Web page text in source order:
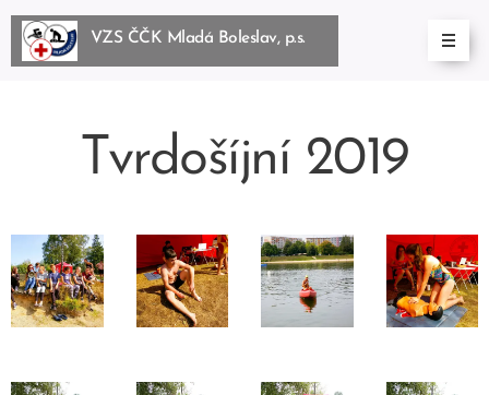
VZS ČČK Mladá Boleslav, p.s.
BoleslBoleslav, p.s.
Tvrdošíjní 2019